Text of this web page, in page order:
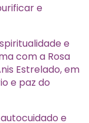
e
e
com a Rosa
Estrelado, em
e paz do
e